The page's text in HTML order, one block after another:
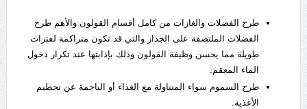
طرح الفضلات والغازات من كامل أقسام القولون والأهم طرح
الفضلات الملتصقة على الجدار والتي قد تكون متراكمة لفترات
طويلة مما يحسن وظيفة القولون وذلك بإذابتها عند تكرار دخول
الماء المعقم.
طرح السموم سواء المتناولة مع الغذاء أو الناجمة عن تحطيم
الأغذية.